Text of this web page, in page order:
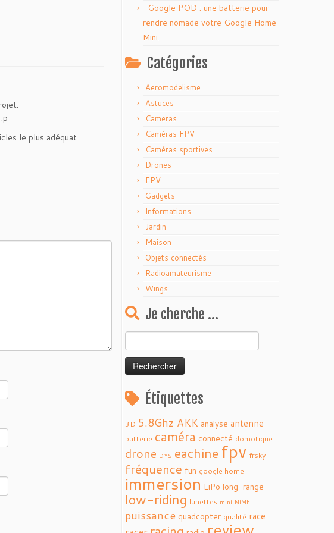
le plus adéquat..
Google POD : une batterie pour
rendre nomade votre Google Home
Mini.
Catégories
Aeromodelisme
Astuces
Cameras
Caméras FPV
Caméras sportives
Drones
FPV
Gadgets
Informations
Jardin
Maison
Objets connectés
Radioamateurisme
Wings
Je cherche …
Étiquettes
3D 5.8Ghz AKK analyse antenne
batterie caméra connecté domotique
drone DYS eachine fpv frsky
fréquence fun google home
immersion LiPo long-range
low-riding lunettes mini NiMh
puissance quadcopter qualité race